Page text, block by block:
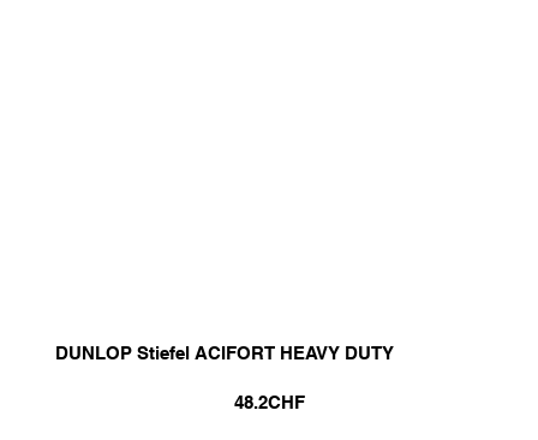
DUNLOP Stiefel ACIFORT HEAVY DUTY
48.2CHF